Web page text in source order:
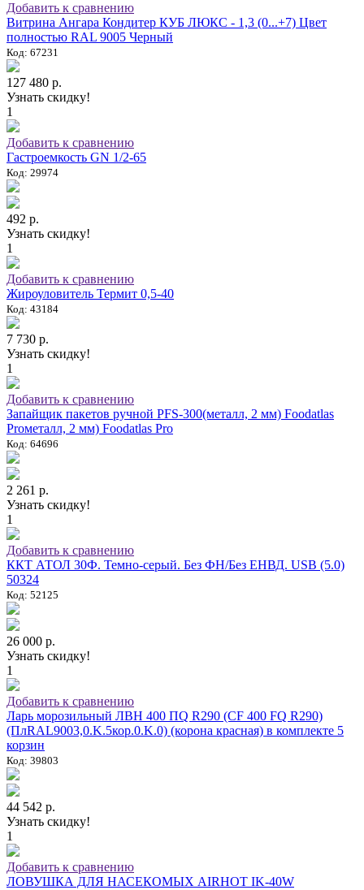
Добавить к сравнению
Витрина Ангара Кондитер КУБ ЛЮКС - 1,3 (0...+7) Цвет
полностью RAL 9005 Черный
Код: 67231
127 480 р.
Узнать скидку!
1
Добавить к сравнению
Гастроемкость GN 1/2-65
Код: 29974
492 р.
Узнать скидку!
1
Добавить к сравнению
Жироуловитель Термит 0,5-40
Код: 43184
7 730 р.
Узнать скидку!
1
Добавить к сравнению
Запайщик пакетов ручной PFS-300(металл, 2 мм) Foodatlas
Proметалл, 2 мм) Foodatlas Pro
Код: 64696
2 261 р.
Узнать скидку!
1
Добавить к сравнению
ККТ АТОЛ 30Ф. Темно-серый. Без ФН/Без ЕНВД. USB (5.0)
50324
Код: 52125
26 000 р.
Узнать скидку!
1
Добавить к сравнению
Ларь морозильный ЛВН 400 ПQ R290 (СF 400 FQ R290)
(ПлRAL9003,0.K.5кор.0.K.0) (корона красная) в комплекте 5
корзин
Код: 39803
44 542 р.
Узнать скидку!
1
Добавить к сравнению
ЛОВУШКА ДЛЯ НАСЕКОМЫХ AIRHOT IK-40W